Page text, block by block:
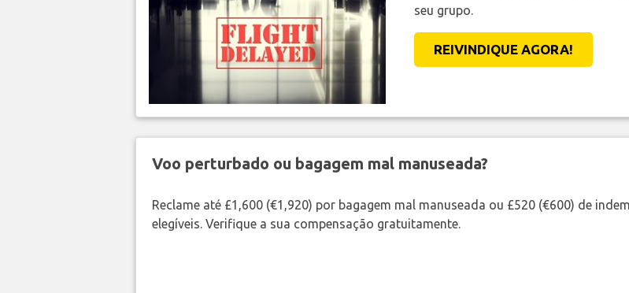
seu grupo.
REIVINDIQUE AGORA!
Voo perturbado ou bagagem mal manuseada?
Reclame até £1,600 (€1,920) por bagagem mal manuseada ou £520 (€600) de
elegíveis. Verifique a sua compensação gratuitamente.